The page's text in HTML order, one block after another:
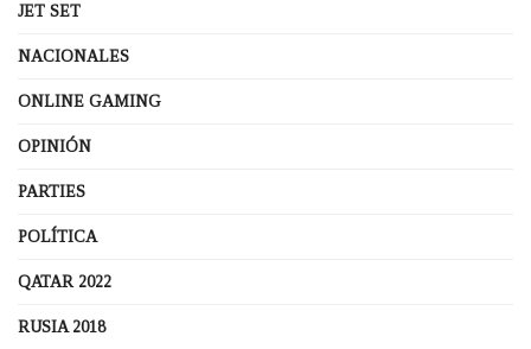
JET SET
NACIONALES
ONLINE GAMING
OPINIÓN
PARTIES
POLÍTICA
QATAR 2022
RUSIA 2018